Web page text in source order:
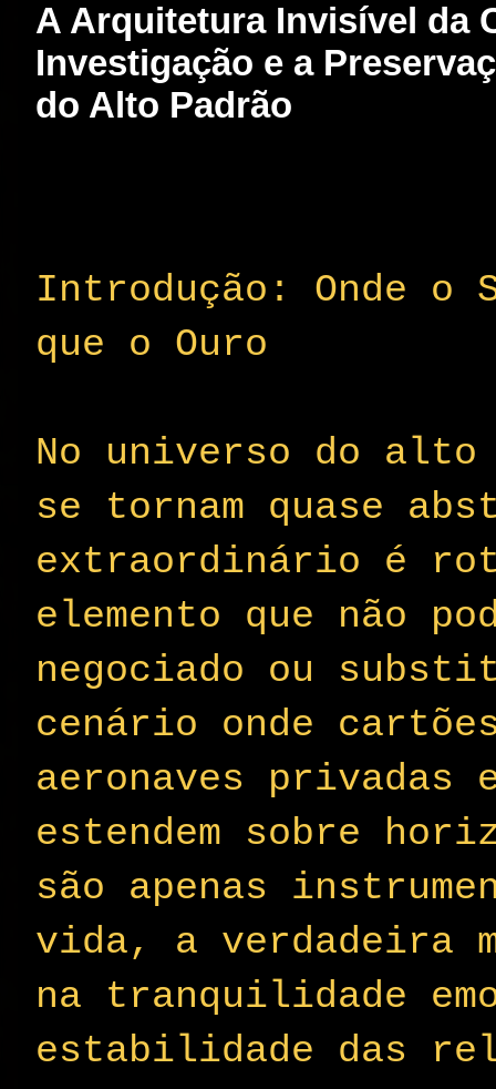
A Arquitetura Invisível da
Investigação e a
do Alto Padrão
Introdução: Onde o
que o Ouro
No universo do
se tornam quase
extraordinário é
elemento que não
negociado ou
cenário onde
aeronaves privadas
estendem sobre
são apenas
vida, a verdadeira
na tranquilidade
estabilidade das